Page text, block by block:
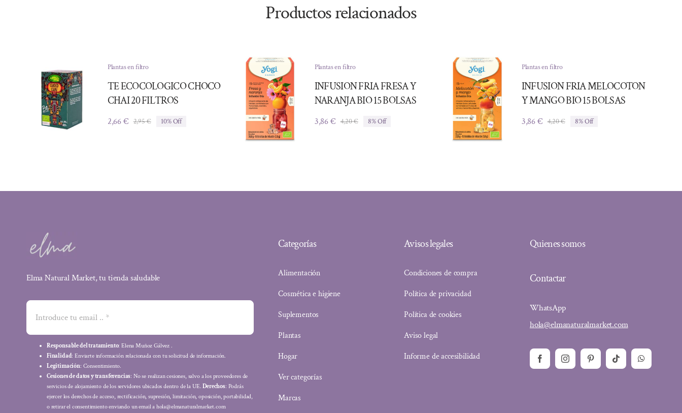
Productos relacionados
Plantas en filtro
TE ECOCOLOGICO CHOCO
CHAI 20 FILTROS
2,95€El
2,66€
El
10% Off
Plantas en filtro
INFUSION FRIA FRESA Y
NARANJA BIO 15 BOLSAS
4,20€El
3,86€
El
8% Off
Plantas en filtro
INFUSION FRIA MELOCOTON
Y MANGO BIO 15 BOLSAS
4,20€El
3,86€
El
8% Off
Elma Natural Market, tu tienda saludable
Responsable del tratamiento: Elena Muñoz Gálvez .
Finalidad: Enviarte información relacionada con tu solicitud de información.
Legitimación: Consentimiento.
Cesiones de datos y transferencias: No se realizan cesiones, salvo a los proveedores de
servicios de alojamiento de los servidores ubicados dentro de la UE.Derechos: Podrás
ejercer los derechos de acceso, rectificación, supresión, limitación, oposición, portabilidad,
o retirar el consentimiento enviando un email a hola@elmanaturalmarket.com
Categorías
Alimentación
Cosmética e higiene
Suplementos
Plantas
Hogar
Ver categorías
Marcas
Avisos legales
Condiciones de compra
Política de privacidad
Política de cookies
Aviso legal
Informe de accesibilidad
Quienes somos
Contactar
WhatsApp
hola@elmanaturalmarket.com